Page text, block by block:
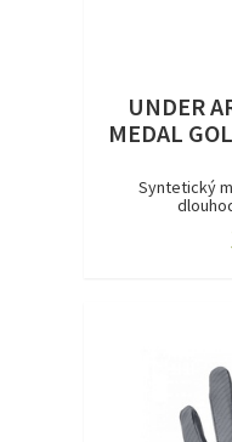
UNDER
MEDAL
Syntetický